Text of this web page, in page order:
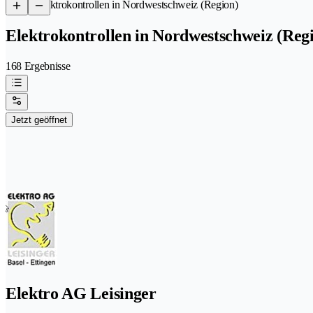
/Elektrokontrollen in Nordwestschweiz (Region)
Elektrokontrollen in Nordwestschweiz
168 Ergebnisse
Jetzt geöffnet
Elektro AG Leisinger